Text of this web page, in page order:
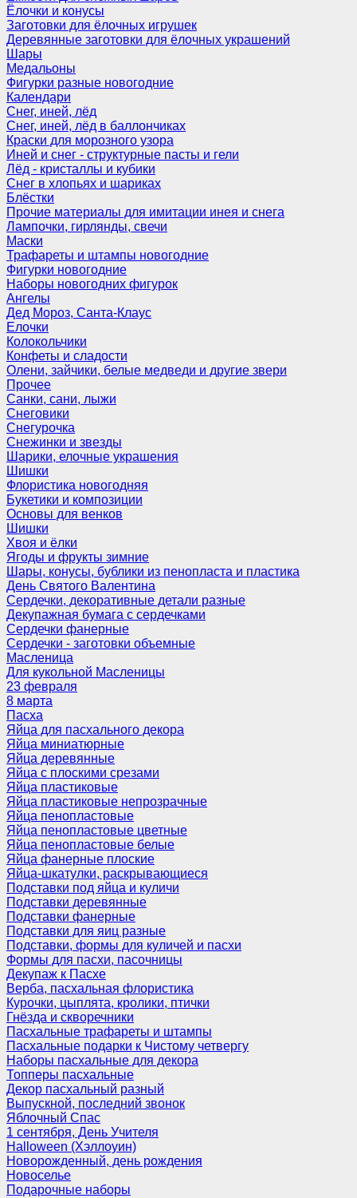
Ёлочки и конусы
Заготовки для ёлочных игрушек
Деревянные заготовки для ёлочных украшений
Шары
Медальоны
Фигурки разные новогодние
Календари
Снег, иней, лёд
Снег, иней, лёд в баллончиках
Краски для морозного узора
Иней и снег - структурные пасты и гели
Лёд - кристаллы и кубики
Снег в хлопьях и шариках
Блёстки
Прочие материалы для имитации инея и снега
Лампочки, гирлянды, свечи
Маски
Трафареты и штампы новогодние
Фигурки новогодние
Наборы новогодних фигурок
Ангелы
Дед Мороз, Санта-Клаус
Елочки
Колокольчики
Конфеты и сладости
Олени, зайчики, белые медведи и другие звери
Прочее
Санки, сани, лыжи
Снеговики
Снегурочка
Снежинки и звезды
Шарики, елочные украшения
Шишки
Флористика новогодняя
Букетики и композиции
Основы для венков
Шишки
Хвоя и ёлки
Ягоды и фрукты зимние
Шары, конусы, бублики из пенопласта и пластика
День Святого Валентина
Сердечки, декоративные детали разные
Декупажная бумага с сердечками
Сердечки фанерные
Сердечки - заготовки объемные
Масленица
Для кукольной Масленицы
23 февраля
8 марта
Пасха
Яйца для пасхального декора
Яйца миниатюрные
Яйца деревянные
Яйца с плоскими срезами
Яйца пластиковые
Яйца пластиковые непрозрачные
Яйца пенопластовые
Яйца пенопластовые цветные
Яйца пенопластовые белые
Яйца фанерные плоские
Яйца-шкатулки, раскрывающиеся
Подставки под яйца и куличи
Подставки деревянные
Подставки фанерные
Подставки для яиц разные
Подставки, формы для куличей и пасхи
Формы для пасхи, пасочницы
Декупаж к Пасхе
Верба, пасхальная флористика
Курочки, цыплята, кролики, птички
Гнёзда и скворечники
Пасхальные трафареты и штампы
Пасхальные подарки к Чистому четвергу
Наборы пасхальные для декора
Топперы пасхальные
Декор пасхальный разный
Выпускной, последний звонок
Яблочный Спас
1 сентября, День Учителя
Halloween (Хэллоуин)
Новорожденный, день рождения
Новоселье
Подарочные наборы